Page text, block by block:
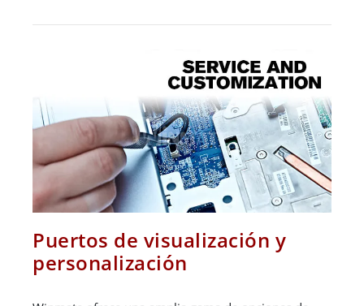
Puertos de visualización y
personalización